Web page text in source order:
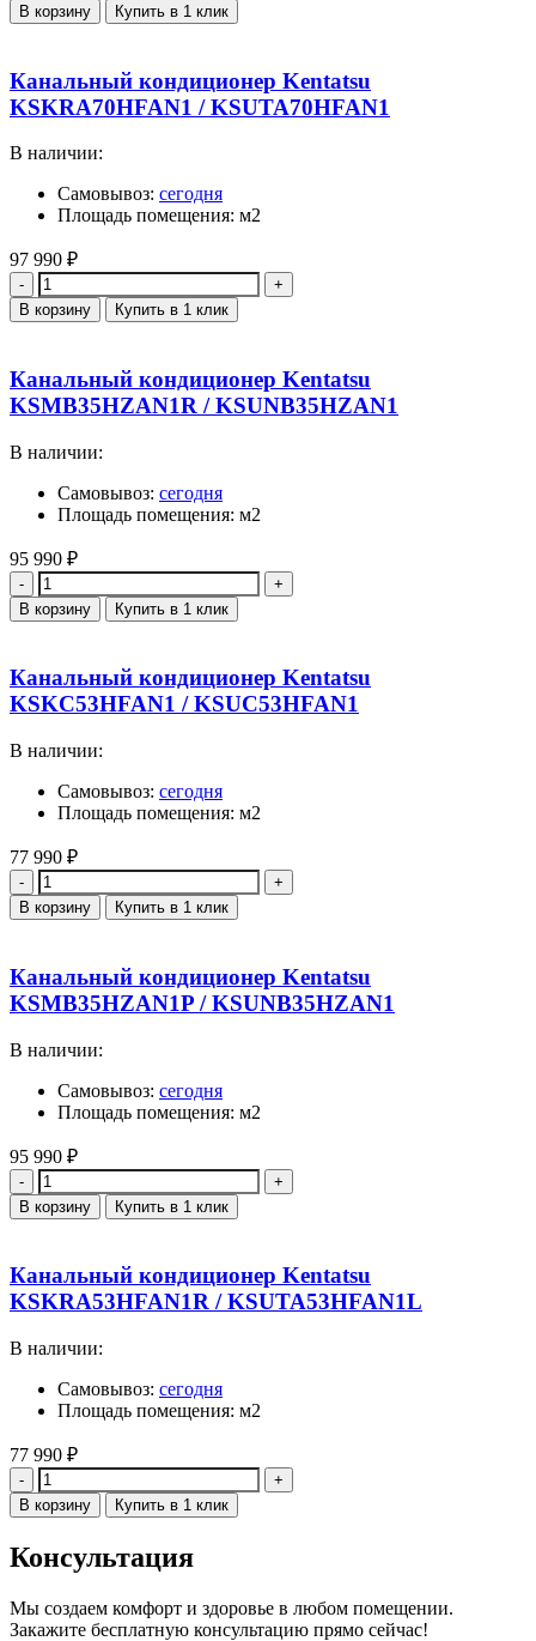
В корзину Купить в 1 клик
Канальный кондиционер Kentatsu
KSKRA70HFAN1 / KSUTA70HFAN1
В наличии:
Самовывоз: сегодня
Площадь помещения: м2
97 990 ₽
Количество
В корзину Купить в 1 клик
Канальный кондиционер Kentatsu
KSMB35HZAN1R / KSUNB35HZAN1
В наличии:
Самовывоз: сегодня
Площадь помещения: м2
95 990 ₽
Количество
В корзину Купить в 1 клик
Канальный кондиционер Kentatsu
KSKC53HFAN1 / KSUC53HFAN1
В наличии:
Самовывоз: сегодня
Площадь помещения: м2
77 990 ₽
Количество
В корзину Купить в 1 клик
Канальный кондиционер Kentatsu
KSMB35HZAN1P / KSUNB35HZAN1
В наличии:
Самовывоз: сегодня
Площадь помещения: м2
95 990 ₽
Количество
В корзину Купить в 1 клик
Канальный кондиционер Kentatsu
KSKRA53HFAN1R / KSUTA53HFAN1L
В наличии:
Самовывоз: сегодня
Площадь помещения: м2
77 990 ₽
Количество
В корзину Купить в 1 клик
Консультация
Мы создаем комфорт и здоровье в любом помещении.
Закажите бесплатную консультацию прямо сейчас!